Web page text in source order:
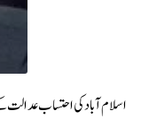
اسلام آباد کی احتساب